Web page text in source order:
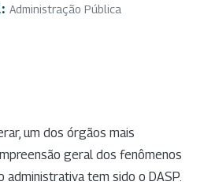
Administração Pública
um dos órgãos mais
geral dos fenômenos
administrativa tem sido o DASP.